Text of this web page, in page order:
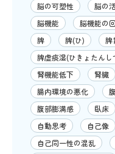
脳の可塑性
脳の
脳機能
脳機能の
脾
脾(ひ) 脾
脾虚痰湿(ひきょたんし
腎機能低下
腎臓
腸内環境の悪化
腹部膨満感
臥床
自動思考
自己像
自己同一性の混乱